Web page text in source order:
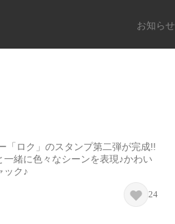
お知らせ
「ロク」のスタンプ第二弾が完成!!
緒に色々なシーンを表現♪かわい
ック♪
24